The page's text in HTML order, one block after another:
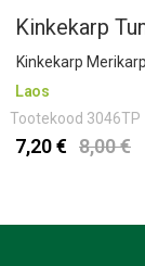
Kinkekarp
Kinkekarp
Laos
Tootekood 3046TP
7,20 € 8,00 €